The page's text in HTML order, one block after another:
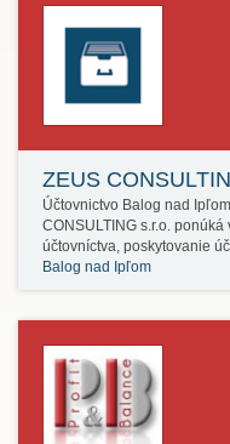
ZEUS
Účtovnictvo Balog nad
CONSULTING s.r.o.
účtovníctva, poskytovanie
Balog nad Ipľom